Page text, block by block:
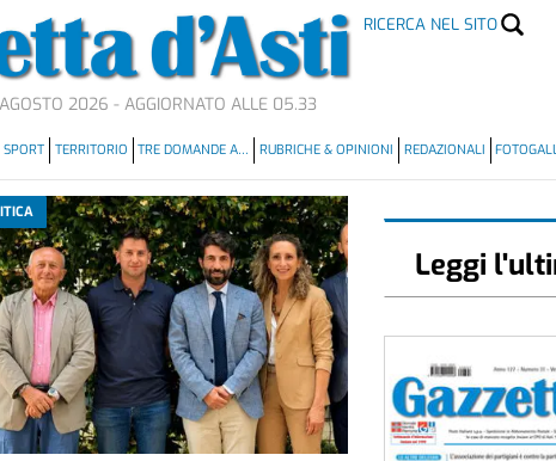
RICERCA NEL SITO
2026 - AGGIORNATO ALLE 05.33
SPORT TERRITORIO TRE DOMANDE A… RUBRICHE & OPINIONI REDAZIONALI
Leggi